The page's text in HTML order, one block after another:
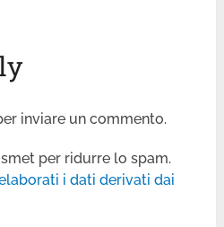
inviare un commento.
per ridurre lo spam.
i dati derivati dai